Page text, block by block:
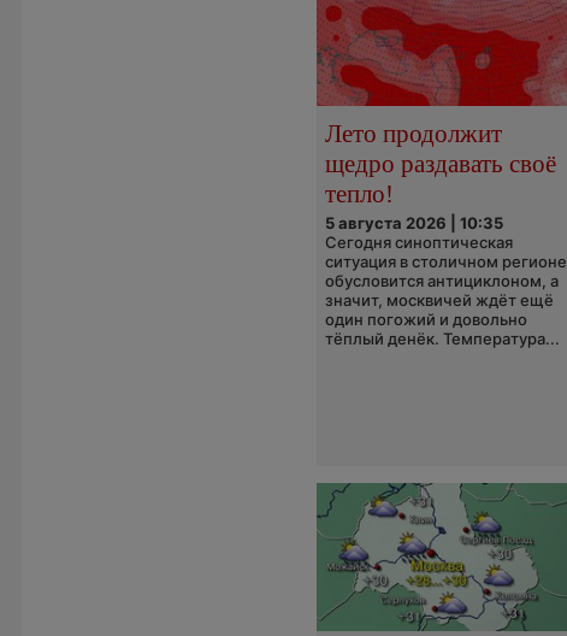
Лето продолжит
щедро раздавать своё
тепло!
5 августа 2026 | 10:35
Сегодня синоптическая
ситуация в столичном регионе
обусловится антициклоном, а
значит, москвичей ждёт ещё
один погожий и довольно
тёплый денёк. Температура...